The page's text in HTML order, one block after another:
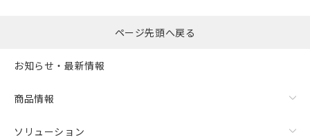
ページ先頭へ戻る
お知らせ・最新情報
商品情報
ソリューション